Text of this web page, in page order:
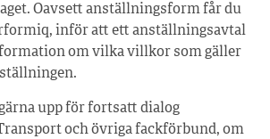
Oavsett anställningsform får du
inför att ett anställningsavtal
om vilka villkor som gäller
upp för fortsatt dialog
och övriga fackförbund, om